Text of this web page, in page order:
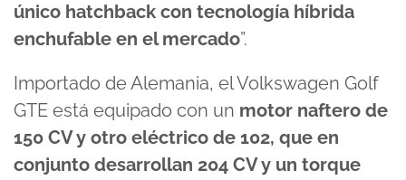
único hatchback con tecnología híbrida
enchufable en el mercado”.
Importado de Alemania, el Volkswagen Golf
GTE está equipado con un motor naftero de
150 CV y otro eléctrico de 102, que en
conjunto desarrollan 204 CV y un torque